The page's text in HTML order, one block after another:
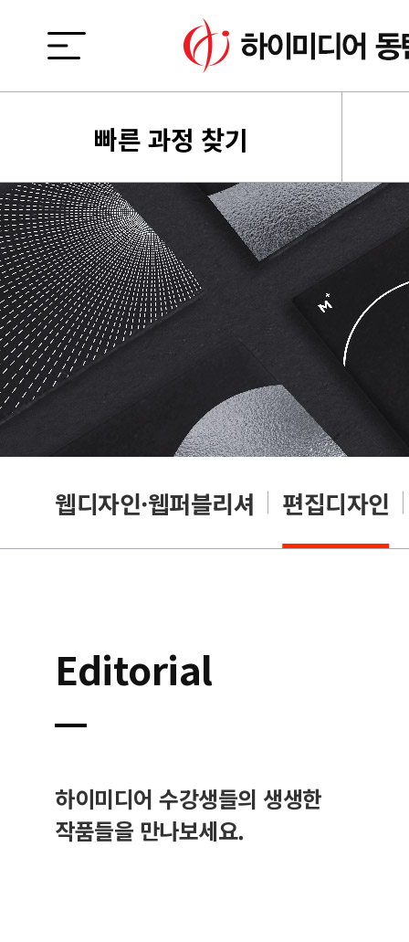
빠른 과정 찾기
웹디자인·웹퍼블리셔 편집디자인
Editorial
하이미디어 수강생들의 생생한
작품들을 만나보세요.